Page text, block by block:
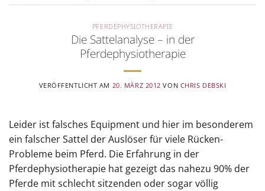
PFERDEPHYSIOTHERAPIE
Die Sattelanalyse – in der
Pferdephysiotherapie
VERÖFFENTLICHT AM 20. MÄRZ 2012 VON CHRIS DEBSKI
Leider ist falsches Equipment und hier im besonderem
ein falscher Sattel der Auslöser für viele Rücken-
Probleme beim Pferd. Die Erfahrung in der
Pferdephysiotherapie hat gezeigt das nahezu 90% der
Pferde mit schlecht sitzenden oder sogar völlig